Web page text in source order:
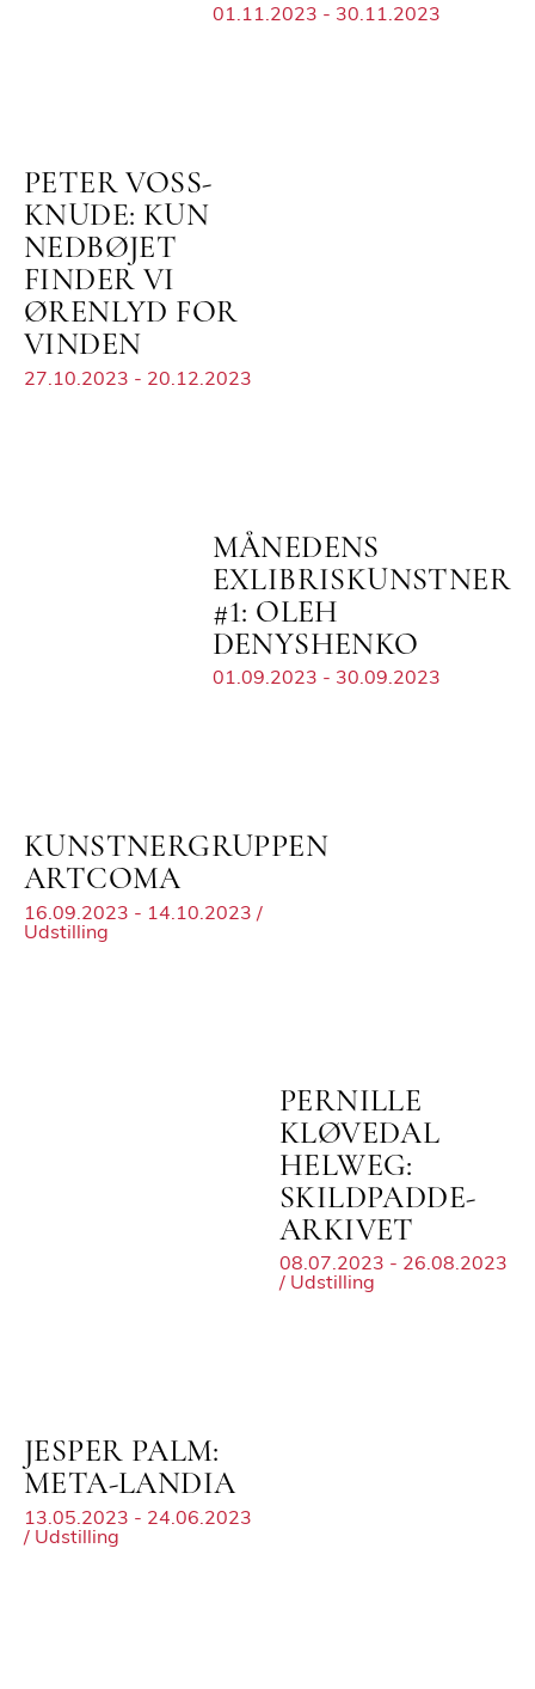
01.11.2023 - 30.11.2023
PETER VOSS-
KNUDE: KUN
NEDBØJET
FINDER VI
ØRENLYD FOR
VINDEN
27.10.2023 - 20.12.2023
MÅNEDENS
EXLIBRISKUNSTNER
#1: OLEH
DENYSHENKO
01.09.2023 - 30.09.2023
KUNSTNERGRUPPEN
ARTCOMA
16.09.2023 - 14.10.2023 /
Udstilling
PERNILLE
KLØVEDAL
HELWEG:
SKILDPADDE-
ARKIVET
08.07.2023 - 26.08.2023
/ Udstilling
JESPER PALM:
META-LANDIA
13.05.2023 - 24.06.2023
/ Udstilling